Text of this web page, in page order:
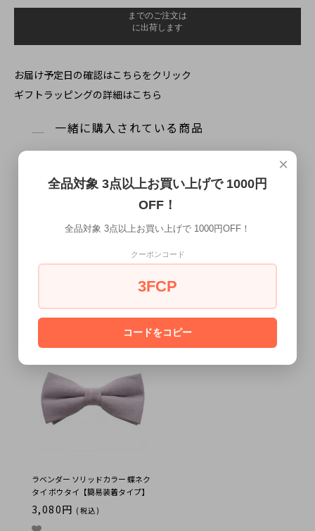
お届け予定日の確認はこちらをクリック
ギフトラッピングの詳細はこちら
一緒に購入されている商品
3,080円 (税込)
クタイ ボウタイ【簡易装着タイ
3,080円
ラベンダー ソリッドカラー 蝶ネク
タイ ボウタイ【簡易装着タイプ】
3,080円 (税込)
×
全品対象 3点以上お買い上げで 1000円
OFF！
全品対象 3点以上お買い上げで 1000円OFF！
クーポンコード
3FCP
コードをコピー